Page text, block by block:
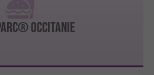
Occitanie